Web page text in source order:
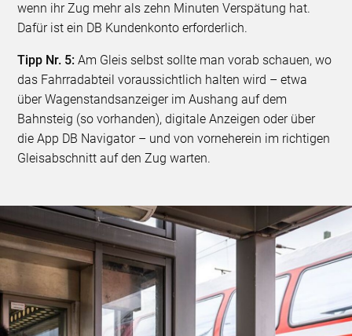
wenn ihr Zug mehr als zehn Minuten Verspätung hat.
Dafür ist ein DB Kundenkonto erforderlich.
Tipp Nr. 5: Am Gleis selbst sollte man vorab schauen, wo
das Fahrradabteil voraussichtlich halten wird – etwa
über Wagenstandsanzeiger im Aushang auf dem
Bahnsteig (so vorhanden), digitale Anzeigen oder über
die App DB Navigator – und von vorneherein im richtigen
Gleisabschnitt auf den Zug warten.